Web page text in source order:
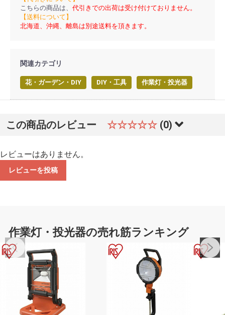
こちらの商品は、 代引きでの出荷は受け付けておりません。
【送料について】
北海道、沖縄、離島は別途送料を頂きます。
関連カテゴリ
花・ガーデン・DIY DIY・工具 作業灯・投光器
この商品のレビュー ☆☆☆☆☆ (0)
レビューはありません。
レビューを投稿
作業灯・投光器の売れ筋ランキング